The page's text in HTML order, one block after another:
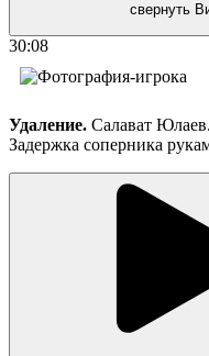
свернуть
30:08
Удаление. Салават Юлаев.
Задержка соперника